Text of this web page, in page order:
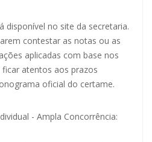
disponível no site da secretaria.
contestar as notas ou as
aplicadas com base nos
atentos aos prazos
oficial do certame.
- Ampla Concorrência: